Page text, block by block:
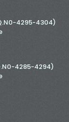
4295-4304)
4285-4294)